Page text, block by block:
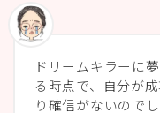
ドリームキラーに
る時点で、自分が
り確信がないのでし